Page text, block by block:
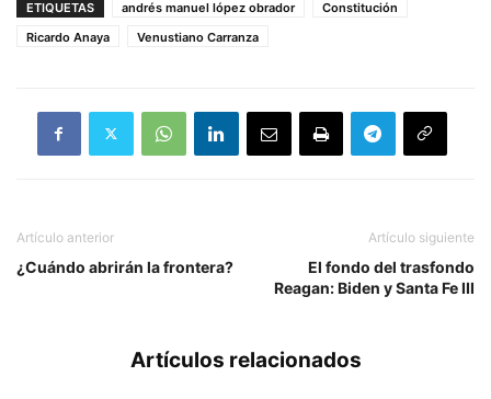
ETIQUETAS andrés manuel lópez obrador
Constitución
Ricardo Anaya
Venustiano Carranza
Artículo anterior
¿Cuándo abrirán la frontera?
Artículo siguiente
El fondo del trasfondo
Reagan: Biden y Santa Fe III
Artículos relacionados